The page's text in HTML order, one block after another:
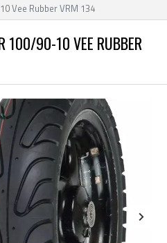
Vee Rubber VRM 134
100/90-10 VEE RUBBER